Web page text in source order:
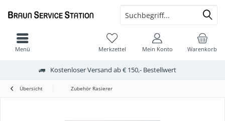
Kostenloser Versand ab € 150,- Bestellwert
Warenkorb
Merkzettel Mein Konto
Menü
Übersicht Zubehör Rasierer